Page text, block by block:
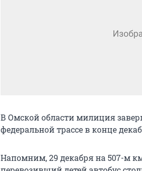
В Омской области милиция
федеральной трассе в конце
Напомним, 29 декабря на 507-м